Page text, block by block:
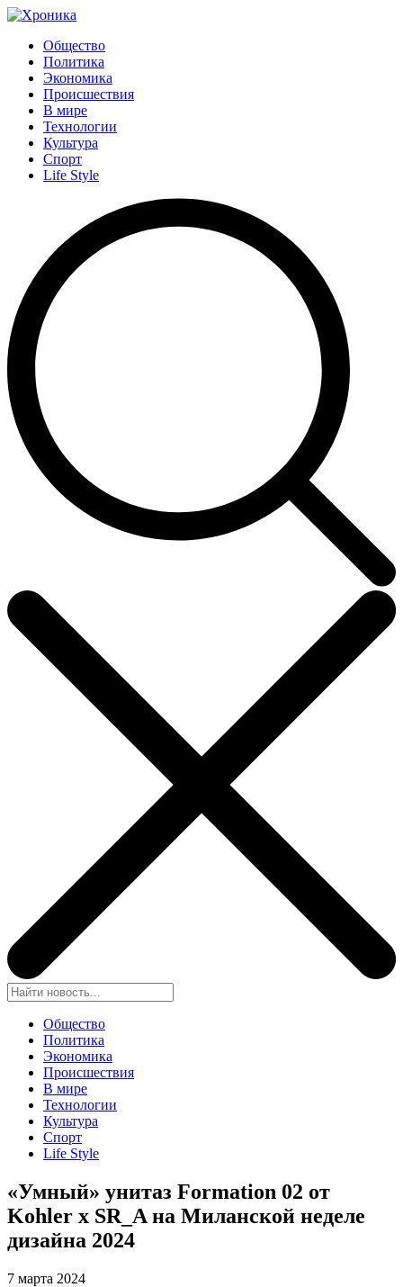
Общество
Политика
Экономика
Происшествия
В мире
Технологии
Культура
Спорт
Life Style
Общество
Политика
Экономика
Происшествия
В мире
Технологии
Культура
Спорт
Life Style
«Умный» унитаз Formation 02 от
Kohler x SR_A на Миланской неделе
дизайна 2024
7 марта 2024